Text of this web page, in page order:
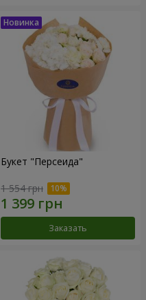
Букет "Персеида"
1 554 грн
Заказать